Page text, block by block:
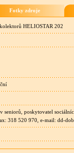
Fotky zdroje
HELIOSTAR 202
seniorů, poskytovatel
318 520 970, e-mail: dd-